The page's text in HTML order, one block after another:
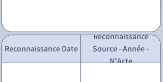
Reconnaissance Date
Reconnaissance
Source - Année -
N°Acte